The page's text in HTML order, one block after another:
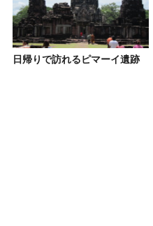
日帰りで訪れるピマーイ遺跡